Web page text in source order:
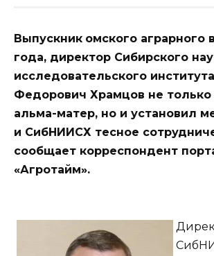
Выпускник омского аграрного
года, директор Сибирского
исследовательского
Федорович Храмцов не только
альма-матер, но и установил
и СибНИИСХ тесное
сообщает корреспондент
«Агротайм».